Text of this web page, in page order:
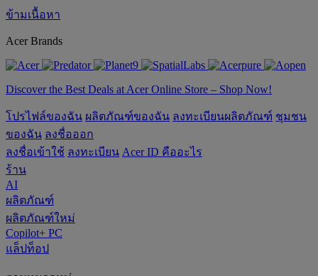
ข้ามเนื้อหา
Acer Brands
Discover the Best Deals at Acer Online Store – Shop Now!
โปรไฟล์ของฉัน ผลิตภัณฑ์ของฉัน ลงทะเบียนผลิตภัณฑ์ ชุมชน
ของฉัน ลงชื่อออก
ลงชื่อเข้าใช้ ลงทะเบียน Acer ID คืออะไร
ร้าน
AI
ผลิตภัณฑ์
ผลิตภัณฑ์ใหม่
Copilot+ PC
แล็ปท็อป